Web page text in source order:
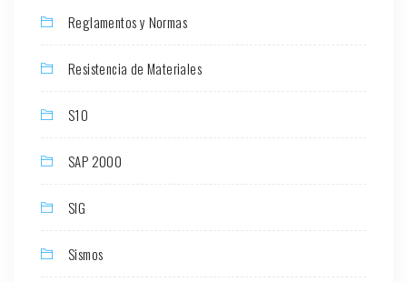
Reglamentos y Normas
Resistencia de Materiales
S10
SAP 2000
SIG
Sismos